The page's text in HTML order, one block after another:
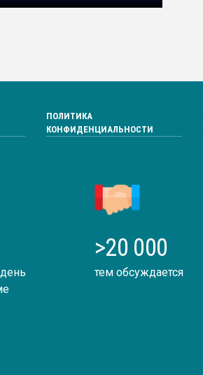
ПОЛИТИКА
КОНФИДЕНЦИАЛЬНОСТИ
>20 000
тем обсуждается